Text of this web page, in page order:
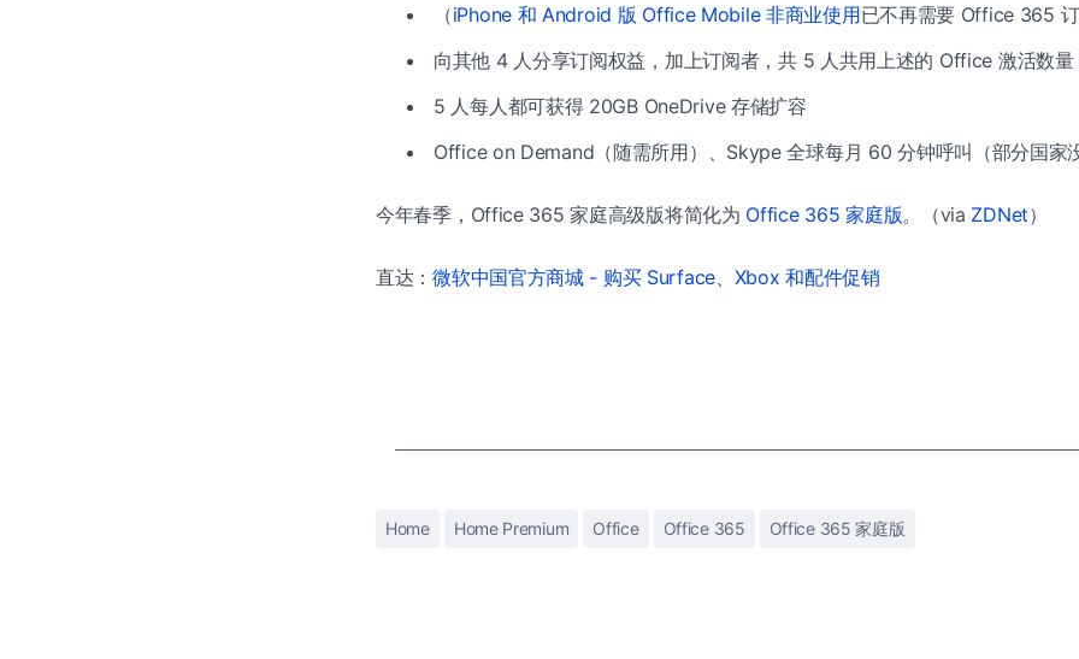
（iPhone 和 Android 版 Office Mobile 非商业使用已不再需要 Office 365
向其他 4 人分享订阅权益，加上订阅者，共 5 人共用上述的 Office 激活数量
5 人每人都可获得 20GB OneDrive 存储扩容
Office on Demand（随需所用）、Skype 全球每月 60 分钟呼叫（部分国家
今年春季，Office 365 家庭高级版将简化为 Office 365 家庭版。（via ZDNet）
直达：微软中国官方商城 - 购买 Surface、Xbox 和配件促销
Home Home Premium Office Office 365 Office 365 家庭版